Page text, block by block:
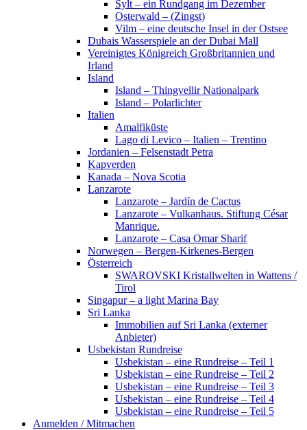
Sylt – ein Rundgang im Dezember
Osterwald – (Zingst)
Vilm – eine deutsche Insel in der Ostsee
Dubais Wasserspiele an der Dubai Mall
Vereinigtes Königreich Großbritannien und
Irland
Island
Island – Thingvellir Nationalpark
Island – Polarlichter
Italien
Amalfiküste
Lago di Levico – Italien – Trentino
Jordanien – Felsenstadt Petra
Kapverden
Kanada – Nova Scotia
Lanzarote
Lanzarote – Jardín de Cactus
Lanzarote – Vulkanhaus. Stiftung César
Manrique.
Lanzarote – Casa Omar Sharif
Norwegen – Bergen-Kirkenes-Bergen
Österreich
SWAROVSKI Kristallwelten in Wattens /
Tirol
Singapur – a light Marina Bay
Sri Lanka
Immobilien auf Sri Lanka (externer
Anbieter)
Usbekistan Rundreise
Usbekistan – eine Rundreise – Teil 1
Usbekistan – eine Rundreise – Teil 2
Usbekistan – eine Rundreise – Teil 3
Usbekistan – eine Rundreise – Teil 4
Usbekistan – eine Rundreise – Teil 5
Anmelden / Mitmachen